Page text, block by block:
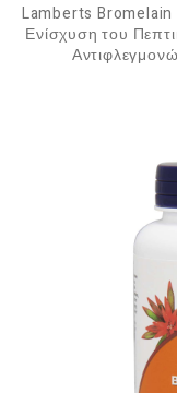
Lamberts
Ενίσχυση του